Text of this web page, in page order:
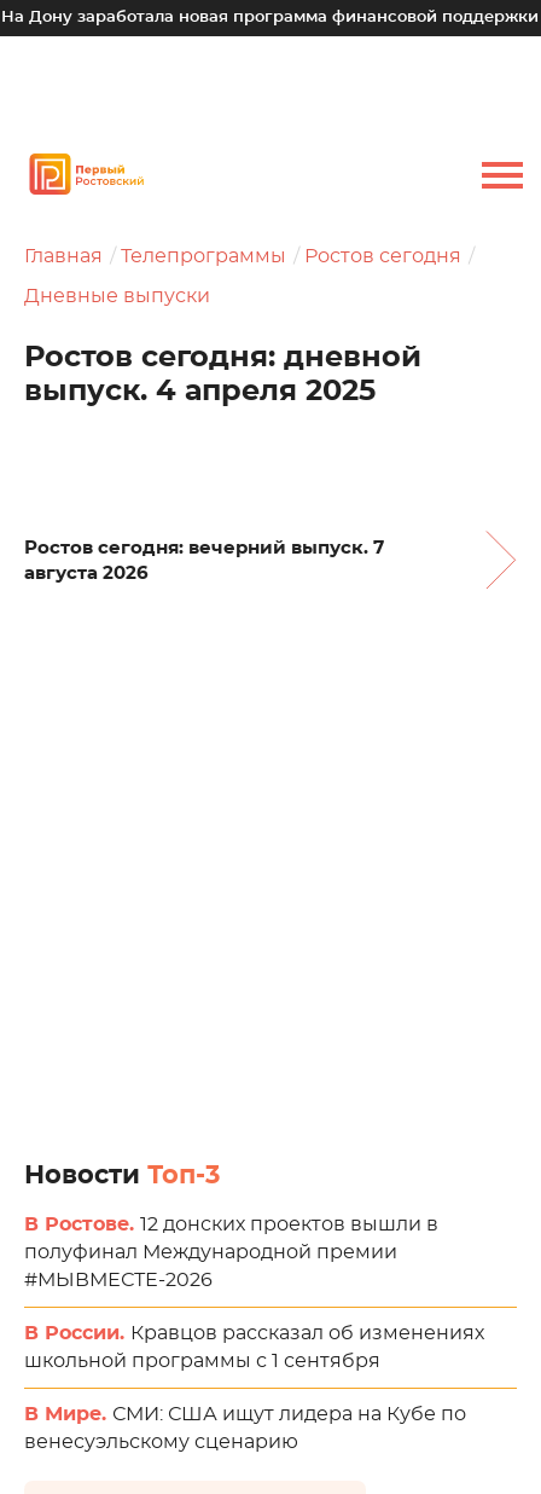
новая программа финансовой поддержки для
Главная Телепрограммы Ростов сегодня
Дневные выпуски
Ростов сегодня: дневной
выпуск. 4 апреля 2025
Ростов сегодня: вечерний выпуск. 7
августа 2026
Новости Топ-3
В Ростове. 12 донских проектов вышли в
полуфинал Международной премии
#МЫВМЕСТЕ-2026
В России. Кравцов рассказал об изменениях
школьной программы с 1 сентября
В Мире. СМИ: США ищут лидера на Кубе по
венесуэльскому сценарию